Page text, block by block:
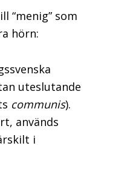
“menig” som
hörn:
uteslutande
communis).
används
i